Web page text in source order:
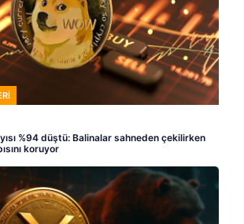
%94 düştü: Balinalar sahneden çekilirken
koruyor